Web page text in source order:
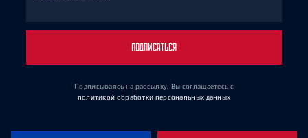
ПОДПИСАТЬСЯ
Подписываясь на рассылку, Вы соглашаетесь с
политикой обработки персональных данных